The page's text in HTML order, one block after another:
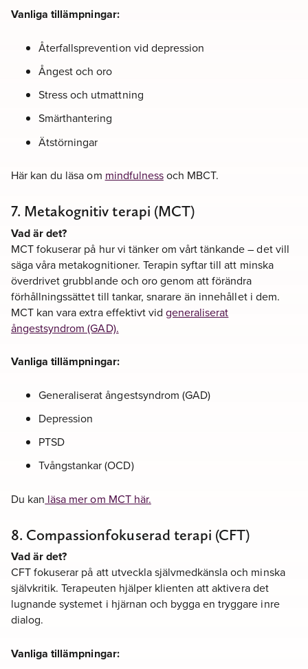
Vanliga tillämpningar:
Återfallsprevention vid depression
Ångest och oro
Stress och utmattning
Smärthantering
Ätstörningar
Här kan du läsa om mindfulnessoch MBCT.
7. Metakognitiv terapi (MCT)
Vad är det?
MCT fokuserar på hur vi tänker om vårt tänkande – det vill
säga våra metakognitioner. Terapin syftar till att minska
överdrivet grubblande och oro genom att förändra
förhållningssättet till tankar, snarare än innehållet i dem.
MCT kan vara extra effektivt vid generaliserat
ångestsyndrom (GAD).
Vanliga tillämpningar:
Generaliserat ångestsyndrom (GAD)
Depression
PTSD
Tvångstankar (OCD)
Du kan läsa mer om MCT här.
8. Compassionfokuserad terapi (CFT)
Vad är det?
CFT fokuserar på att utveckla självmedkänsla och minska
självkritik. Terapeuten hjälper klienten att aktivera det
lugnande systemet i hjärnan och bygga en tryggare inre
dialog.
Vanliga tillämpningar: